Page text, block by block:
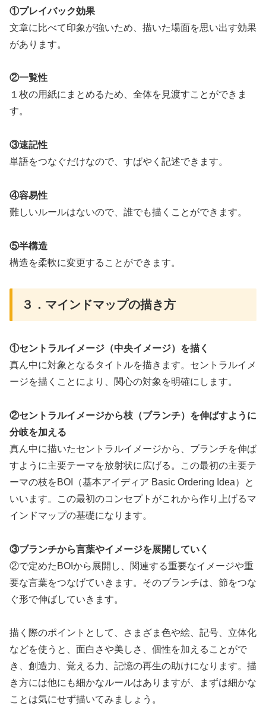
①プレイバック効果
文章に比べて印象が強いため、描いた場面を思い出す効果
があります。
②一覧性
１枚の用紙にまとめるため、全体を見渡すことができま
す。
③速記性
単語をつなぐだけなので、すばやく記述できます。
④容易性
難しいルールはないので、誰でも描くことができます。
⑤半構造
構造を柔軟に変更することができます。
３．マインドマップの描き方
①セントラルイメージ（中央イメージ）を描く
真ん中に対象となるタイトルを描きます。セントラルイメ
ージを描くことにより、関心の対象を明確にします。
②セントラルイメージから枝（ブランチ）を伸ばすように
分岐を加える
真ん中に描いたセントラルイメージから、ブランチを伸ば
すように主要テーマを放射状に広げる。この最初の主要テ
ーマの枝をBOI（基本アイディア Basic Ordering Idea）と
いいます。この最初のコンセプトがこれから作り上げるマ
インドマップの基礎になります。
③ブランチから言葉やイメージを展開していく
②で定めたBOIから展開し、関連する重要なイメージや重
要な言葉をつなげていきます。そのブランチは、節をつな
ぐ形で伸ばしていきます。
描く際のポイントとして、さまざま色や絵、記号、立体化
などを使うと、面白さや美しさ、個性を加えることがで
き、創造力、覚える力、記憶の再生の助けになります。描
き方には他にも細かなルールはありますが、まずは細かな
ことは気にせず描いてみましょう。